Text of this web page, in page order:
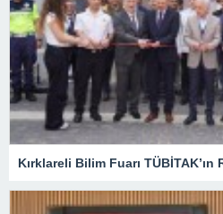
Kırklareli Bilim Fuarı TÜBİTAK’ın